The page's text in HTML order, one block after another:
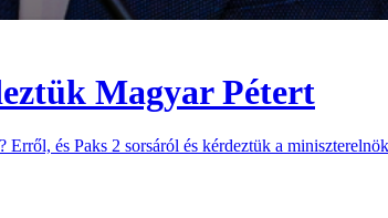
Magyar Pétert
és Paks 2 sorsáról és kérdeztük a